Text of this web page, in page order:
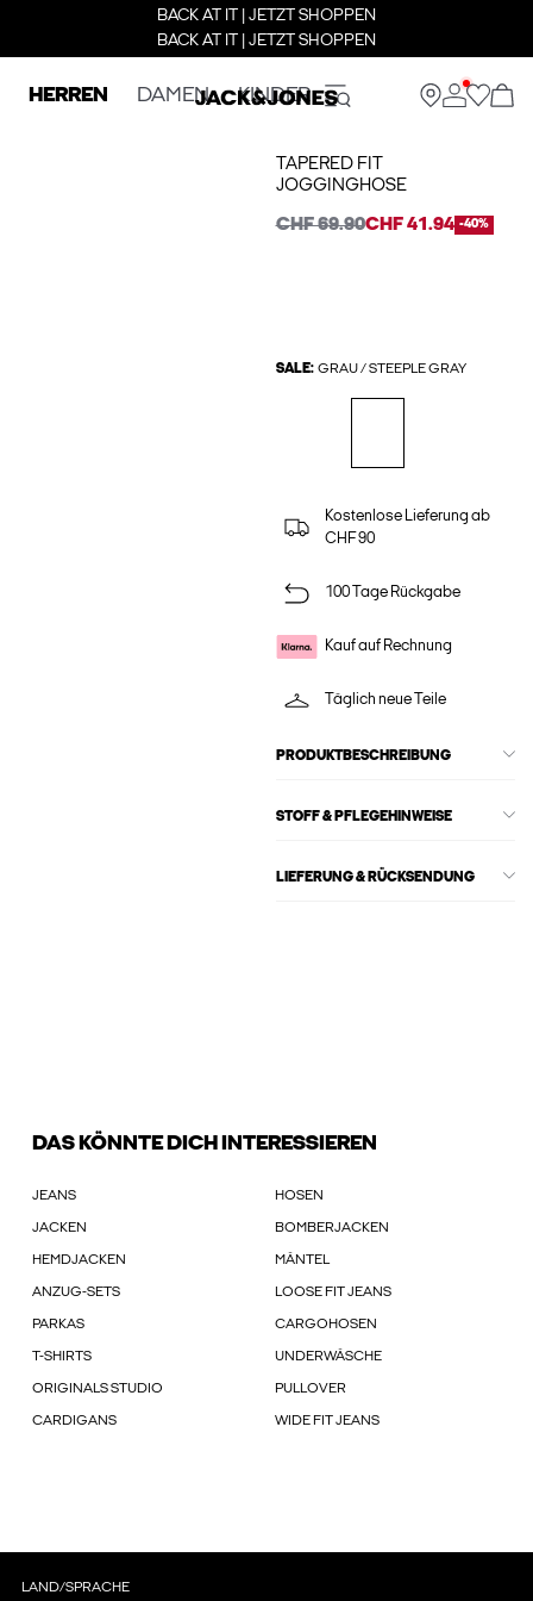
BACK AT IT | JETZT SHOPPEN
BACK AT IT | JETZT SHOPPEN
HERREN DAMEN KINDER
TAPERED FIT
JOGGINGHOSE
CHF 69.90CHF 41.94 -40%
SALE: GRAU / STEEPLE GRAY
Kostenlose Lieferung ab
CHF 90
100 Tage Rückgabe
Kauf auf Rechnung
Täglich neue Teile
PRODUKTBESCHREIBUNG
STOFF & PFLEGEHINWEISE
LIEFERUNG & RÜCKSENDUNG
DAS KÖNNTE DICH INTERESSIEREN
JEANS HOSEN
JACKEN BOMBERJACKEN
HEMDJACKEN MÄNTEL
ANZUG-SETS LOOSE FIT JEANS
PARKAS CARGOHOSEN
T-SHIRTS UNDERWÄSCHE
ORIGINALS STUDIO PULLOVER
CARDIGANS WIDE FIT JEANS
LAND/SPRACHE